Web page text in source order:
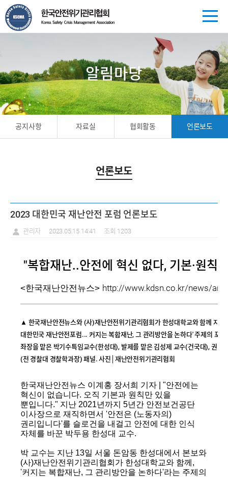
공지사항 자료실 협회활동 언론보도
알림마당
언론보도
2023 대한민국 재난안전 포럼 언론보도
관리자 2023.05.15 14:41 조회 1203
"복합재난..안전에 혁신 없다, 기본·원칙
<한국재난안전뉴스> http://www.kdsn.co.kr/news/
▲ 한국재난안전뉴스와 (사)재난안전위기관리협회가 한성대학교와 함께 지
대한민국 재난안전포럼... 커지는 복합재난, 그 관리방안을 논하다' 주제의 포
좌장을 맡은 박기수특임교수(한성대), 발제를 맡은 김성제 교수(건국대), 권
(전 경찰대 경찰학과장) 패널. 사진│재난안전위기관리협회
한국재난안전뉴스 이계홍 장서희 기자 | "안전에는
혁신이 없습니다. 오직 기본과 원칙만 있을
뿐입니다." 지난 2021년까지 5년간 안전보건공단
이사장으로 재직하면서 '안전은 (노동자의)
권리입니다'를 슬로건을 내걸고 안전에 대한 인식
자체를 바꾼 박두용 한성대 교수.
박 교수는 지난 13일 서울 돈암동 한성대에서 본보와
(사)재난안전위기관리협회가 한성대학교와 함께,
'커지는 복합재난, 그 관리방안을 논하다'라는 주제의